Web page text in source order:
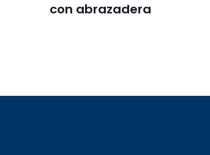
con abrazadera